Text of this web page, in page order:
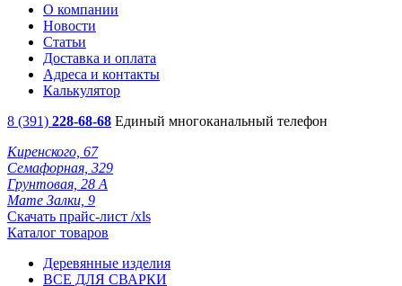
О компании
Новости
Статьи
Доставка и оплата
Адреса и контакты
Калькулятор
8 (391) 228-68-68 Единый многоканальный телефон
Киренского, 67
Семафорная, 329
Грунтовая, 28 А
Мате Залки, 9
Скачать прайс-лист /xls
Каталог товаров
Деревянные изделия
ВСЕ ДЛЯ СВАРКИ